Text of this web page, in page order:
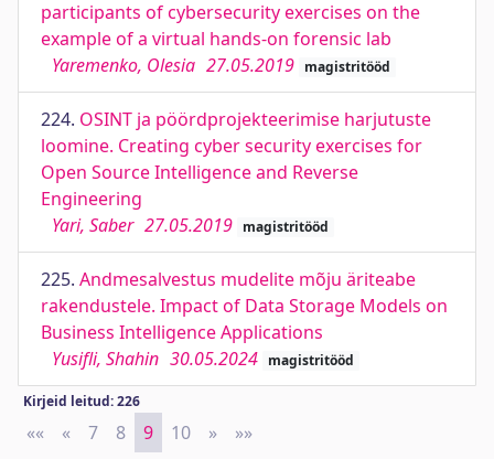
participants of cybersecurity exercises on the
example of a virtual hands-on forensic lab
Yaremenko, Olesia 27.05.2019 magistritööd
224. OSINT ja pöördprojekteerimise harjutuste
loomine. Creating cyber security exercises for
Open Source Intelligence and Reverse
Engineering
Yari, Saber 27.05.2019 magistritööd
225. Andmesalvestus mudelite mõju äriteabe
rakendustele. Impact of Data Storage Models on
Business Intelligence Applications
Yusifli, Shahin 30.05.2024 magistritööd
Kirjeid leitud: 226
«« First
« Previous
7 8 9 10 » Next
»»